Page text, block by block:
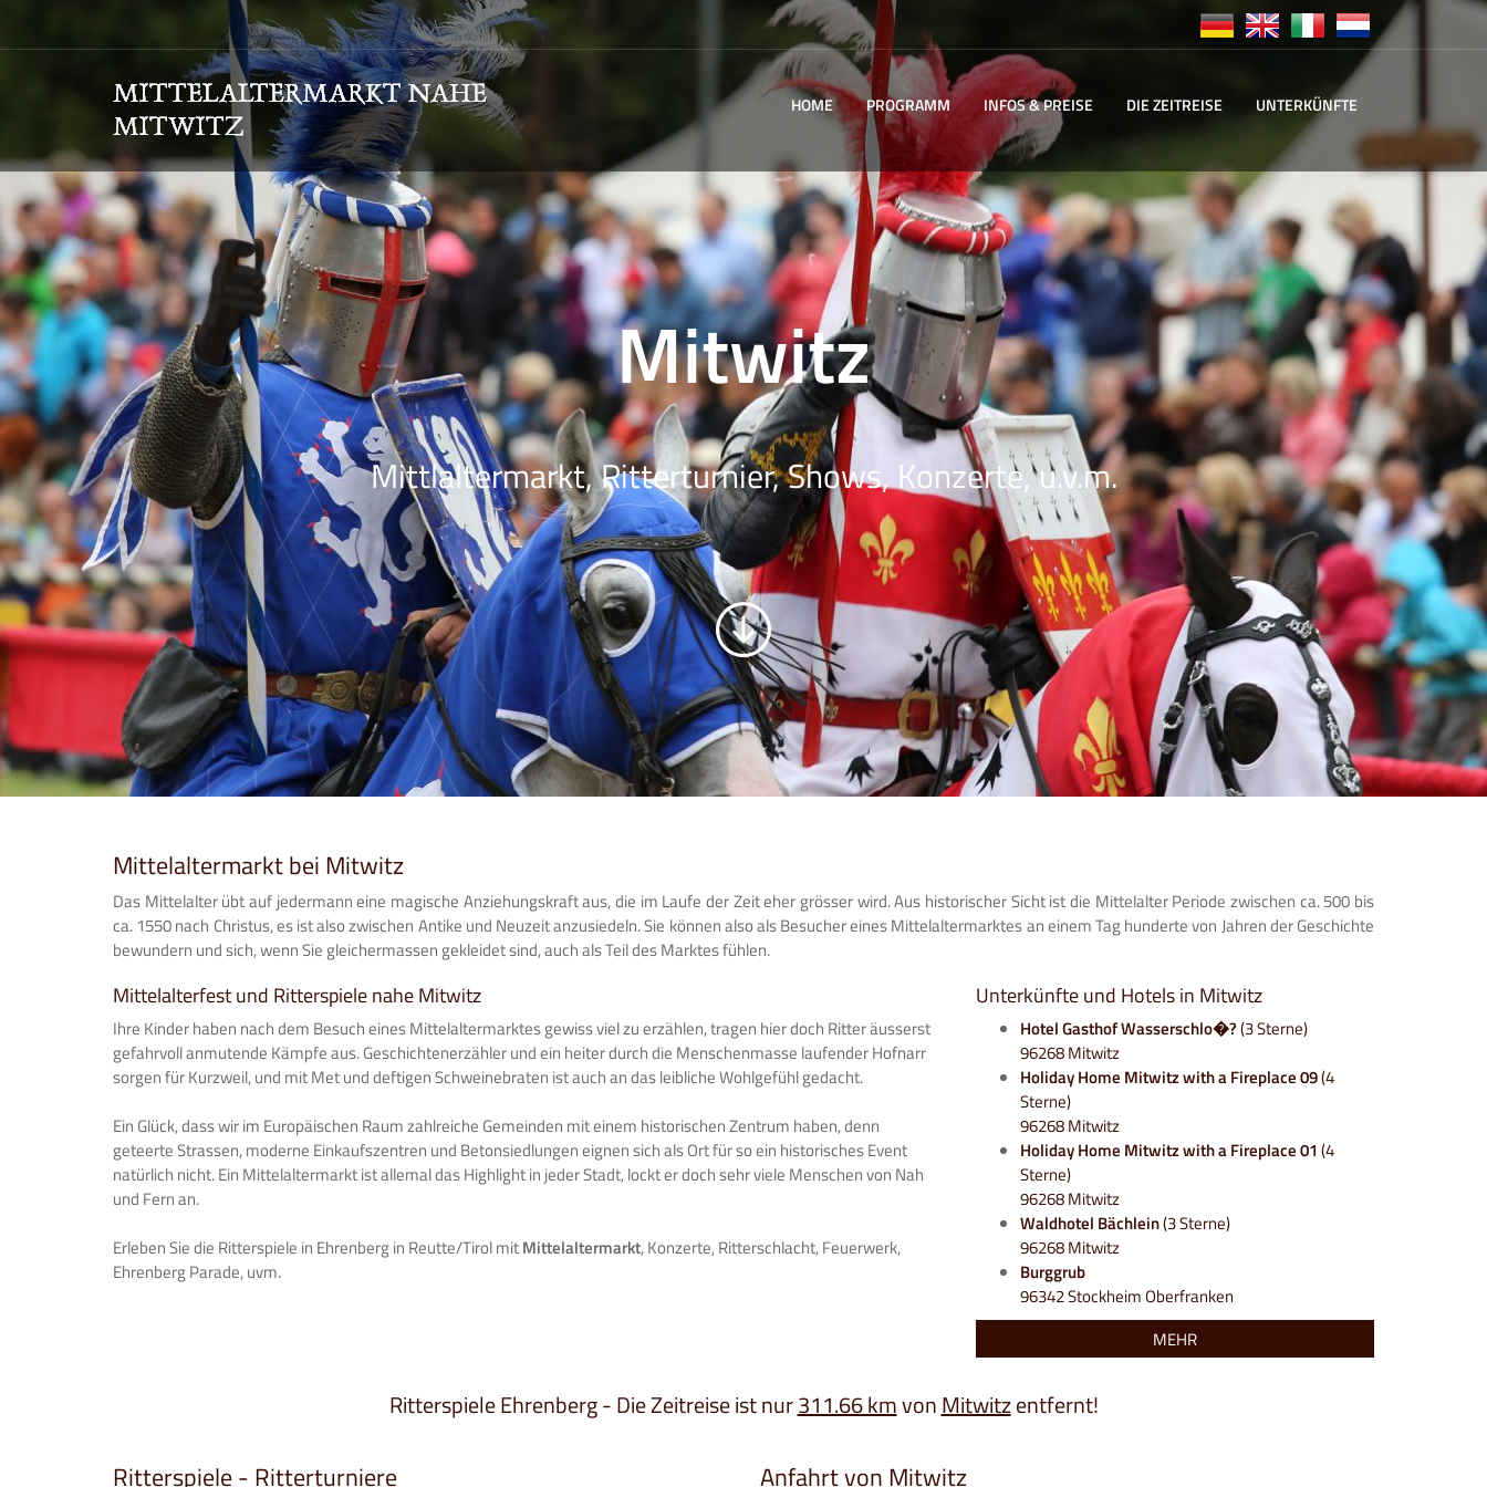
HOME PROGRAMM INFOS & PREISE DIE ZEITREISE UNTERKÜNFTE
Mitwitz
Mittlaltermarkt, Ritterturnier, Shows, Konzerte, u.v.m.
Mittelaltermarkt bei Mitwitz
Das Mittelalter übt auf jedermann eine magische Anziehungskraft aus, die im Laufe der Zeit eher grösser wird. Aus historischer Sicht ist die Mittelalter Periode zwischen ca. 500 bis
ca. 1550 nach Christus, es ist also zwischen Antike und Neuzeit anzusiedeln. Sie können also als Besucher eines Mittelaltermarktes an einem Tag hunderte von Jahren der Geschichte
bewundern und sich, wenn Sie gleichermassen gekleidet sind, auch als Teil des Marktes fühlen.
Mittelalterfest und Ritterspiele nahe Mitwitz
Ihre Kinder haben nach dem Besuch eines Mittelaltermarktes gewiss viel zu erzählen, tragen hier doch Ritter äusserst
gefahrvoll anmutende Kämpfe aus. Geschichtenerzähler und ein heiter durch die Menschenmasse laufender Hofnarr
sorgen für Kurzweil, und mit Met und deftigen Schweinebraten ist auch an das leibliche Wohlgefühl gedacht.
Ein Glück, dass wir im Europäischen Raum zahlreiche Gemeinden mit einem historischen Zentrum haben, denn
geteerte Strassen, moderne Einkaufszentren und Betonsiedlungen eignen sich als Ort für so ein historisches Event
natürlich nicht. Ein Mittelaltermarkt ist allemal das Highlight in jeder Stadt, lockt er doch sehr viele Menschen von Nah
und Fern an.
Erleben Sie die Ritterspiele in Ehrenberg in Reutte/Tirol mitMittelaltermarkt, Konzerte, Ritterschlacht, Feuerwerk,
Ehrenberg Parade, uvm.
Unterkünfte und Hotels in Mitwitz
Hotel Gasthof Wasserschlo�?(3 Sterne)
96268 Mitwitz
Holiday Home Mitwitz with a Fireplace 09(4
Sterne)
96268 Mitwitz
Holiday Home Mitwitz with a Fireplace 01 (4
Sterne)
96268 Mitwitz
Waldhotel Bächlein(3 Sterne)
96268 Mitwitz
Burggrub
96342 Stockheim Oberfranken
MEHR
Ritterspiele Ehrenberg - Die Zeitreise ist nur311.66 kmvonMitwitzentfernt!
Ritterspiele - Ritterturniere Anfahrt von Mitwitz